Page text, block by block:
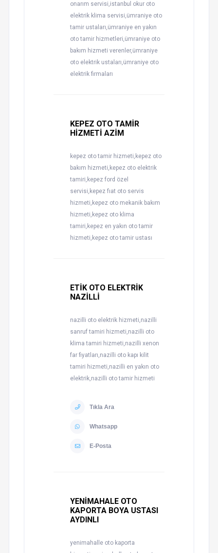
onarım servisi,istanbul okur oto
elektrik klima servisi,ümraniye oto
tamir ustaları,ümraniye en yakın
oto tamir hizmetleri,ümraniye oto
bakım hizmeti verenler,ümraniye
oto elektrik ustaları,ümraniye oto
elektrik firmaları
KEPEZ OTO TAMİR
HİZMETİ AZİM
kepez oto tamir hizmeti,kepez oto
bakım hizmeti,kepez oto elektrik
tamiri,kepez ford özel
servisi,kepez fıat oto servis
hizmeti,kepez oto mekanik bakım
hizmeti,kepez oto klima
tamiri,kepez en yakın oto tamir
hizmeti,kepez oto tamir ustası
ETİK OTO ELEKTRİK
NAZİLLİ
nazilli oto elektrik hizmeti,nazilli
sanruf tamiri hizmeti,nazilli oto
klima tamiri hizmeti,nazilli xenon
far fiyatları,nazilli oto kapı kilit
tamiri hizmeti,nazilli en yakın oto
elektrik,nazilli oto tamir hizmeti
Tıkla Ara
Whatsapp
E-Posta
YENİMAHALE OTO
KAPORTA BOYA USTASI
AYDINLI
yenimahalle oto kaporta